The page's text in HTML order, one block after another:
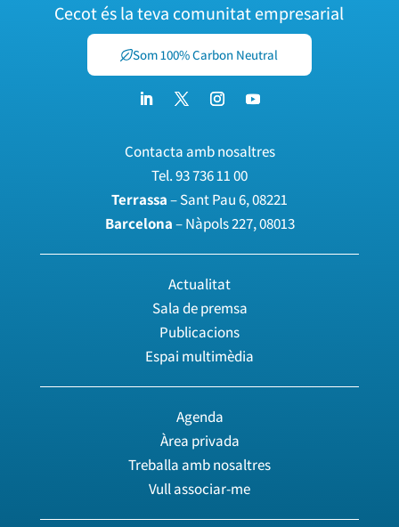
Cecot és la teva comunitat empresarial
Som 100% Carbon Neutral
Contacta amb nosaltres
Tel.93 736 11 00
Terrassa– Sant Pau 6, 08221
Barcelona– Nàpols 227, 08013
Actualitat
Sala de premsa
Publicacions
Espai multimèdia
Agenda
Àrea privada
Treballa amb nosaltres
Vull associar-me